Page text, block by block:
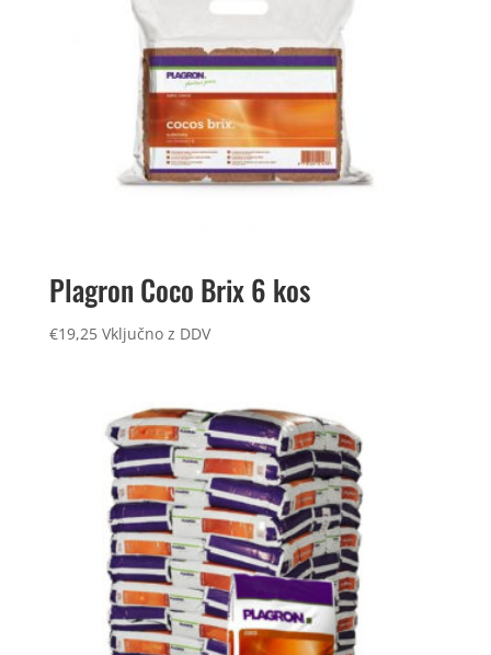
Plagron Coco Brix 6 kos
€19,25 Vključno z DDV